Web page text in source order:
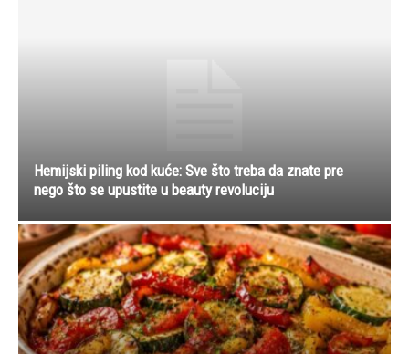
Hemijski piling kod kuće: Sve što treba da znate pre
nego što se upustite u beauty revoluciju